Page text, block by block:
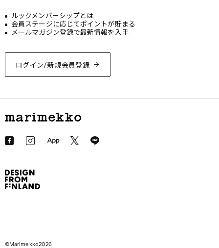
ログイン/新規会員登録
ルックメンバーシップとは
会員ステージに応じてポイントが貯まる
メールマガジン登録で最新情報を入手
©Marimekko2026